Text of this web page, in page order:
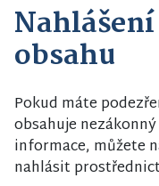
obsahu
Pokud máte
obsahuje
informace, můžete
nahlásit